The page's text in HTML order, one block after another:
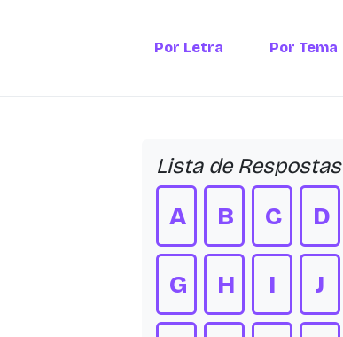
Por Letra Por Tema
Lista de Respostas
A B C D
G H I J